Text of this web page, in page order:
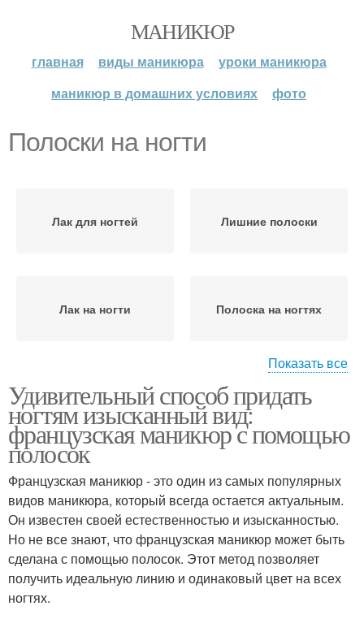
МАНИКЮР
главная виды маникюра
уроки маникюра
маникюр в домашних условиях
фото
Полоски на ногти
Лак для ногтей Лишние полоски
Лак на ногти Полоска на ногтях
Полоска с ногтей
выполнения
Маникюр с полосками Лента для ногтей
Ногти с лентой Прозрачные полоски
Показать все
Удивительный способ придать
ногтям изысканный вид:
французская маникюр с помощью
полосок
Французская маникюр - это один из самых популярных
видов маникюра, который всегда остается актуальным.
Он известен своей естественностью и изысканностью.
Но не все знают, что французская маникюр может быть
сделана с помощью полосок. Этот метод позволяет
получить идеальную линию и одинаковый цвет на всех
ногтях.